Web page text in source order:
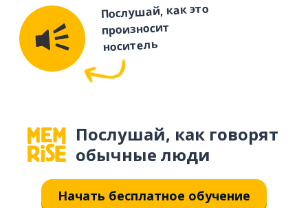
Послушай, как это
произносит
носитель
Послушай, как говорят
обычные люди
Начать бесплатное обучение